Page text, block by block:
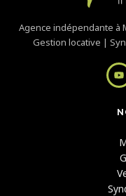
Agence indépendante à
Gestion locative |